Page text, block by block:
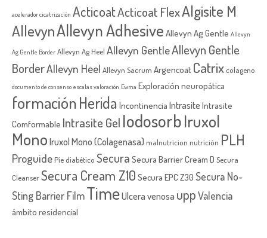
acelerador cicatrización ActicoatActicoat FlexAlgisite M
AllevynAllevyn Adhesive Allevyn Ag Gentle Allevyn
Ag Gentle Border Allevyn Ag Heel Allevyn GentleAllevyn Gentle
BorderAllevyn Heel Allevyn Sacrum Argencoat Catrix colageno
documento de consenso escalas valoración Ewma Exploración neuropática
formaciónHerida Incontinencia Intrasite Intrasite
Comformable Intrasite Gel IodosorbIruxol
MonoIruxol Mono (Colagenasa) malnutricion nutrición PLH
Proguide Píe diabético Secura Secura Barrier Cream D Secura
CleanserSecura Cream Z10 Secura EPC Z30 Secura No-
Sting Barrier FilmTimeUlcera venosa uppValencia
ámbito residencial